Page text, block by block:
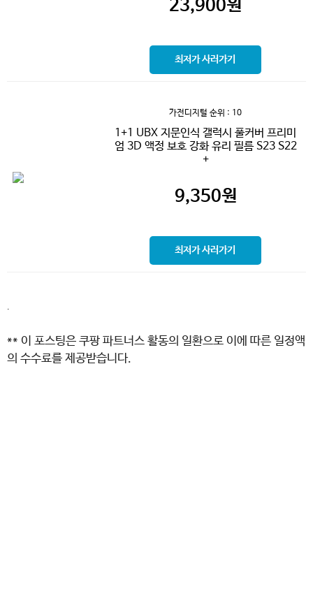
23,900원
최저가 사러가기
가전디지털 순위 : 10
1+1 UBX 지문인식 갤럭시 풀커버 프리미
엄 3D 액정 보호 강화 유리 필름 S23 S22
+
9,350원
최저가 사러가기
.
** 이 포스팅은 쿠팡 파트너스 활동의 일환으로 이에 따른 일정액
의 수수료를 제공받습니다.